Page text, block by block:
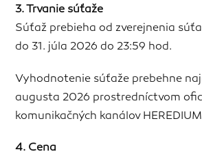
3. Trvanie súťaže
Súťaž prebieha od zverejnenia
do 31. júla 2026 do 23:59 hod.
Vyhodnotenie súťaže prebehne
augusta 2026 prostredníctvom
komunikačných kanálov
4. Cena